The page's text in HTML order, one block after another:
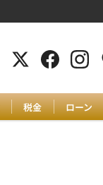
税金 ローン